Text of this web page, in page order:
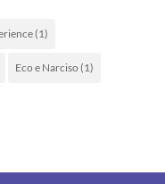
(1)
Eco e Narciso (1)